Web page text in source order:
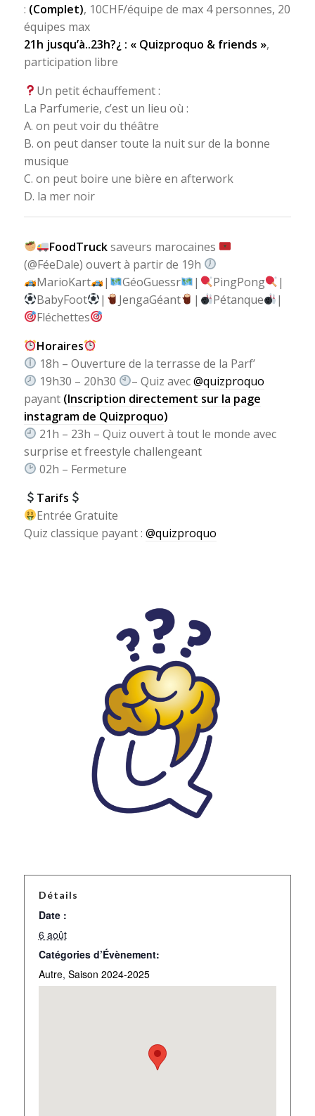
: (Complet), 10CHF/équipe de max 4 personnes, 20
équipes max
21h jusqu’à..23h?¿ : « Quizproquo & friends »,
participation libre
Un petit échauffement :
La Parfumerie, c’est un lieu où :
A. on peut voir du théâtre
B. on peut danser toute la nuit sur de la bonne
musique
C. on peut boire une bière en afterwork
D. la mer noir
FoodTrucksaveurs marocaines
(@FéeDale) ouvert à partir de 19h
MarioKart
| GéoGuessr | PingPong
|
BabyFoot
| JengaGéant | Pétanque
|
Fléchettes
Horaires
18h – Ouverture de la terrasse de la Parf’
19h30 – 20h30
– Quiz avec@quizproquo
payant (Inscription directement sur la page
instagram de Quizproquo)
21h – 23h – Quiz ouvert à tout le monde avec
surprise et freestyle challengeant
02h – Fermeture
Tarifs
Entrée Gratuite
Quiz classique payant : @quizproquo
Détails
Date :
6 août
Catégories d’Évènement:
Autre, Saison 2024-2025